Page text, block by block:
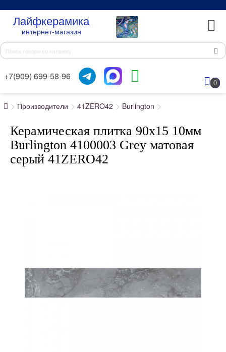
Лайфкерамика
интернет-магазин
+7(909) 699-58-96
0
Производители 41ZERO42 Burlington
Керамическая плитка 90x15 10мм
Burlington 4100003 Grey матовая
серый 41ZERO42